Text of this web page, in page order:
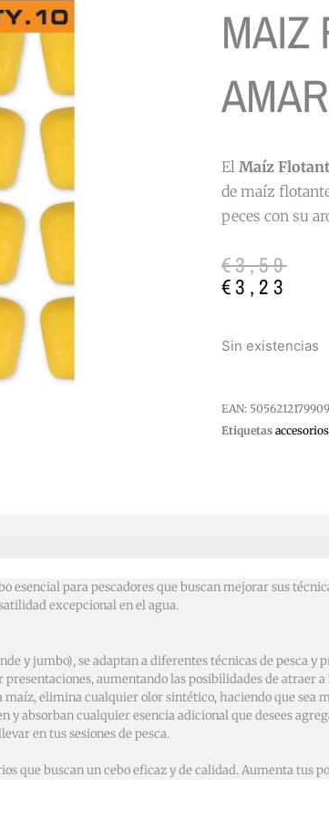
MAIZ
El Maíz
de maíz
peces con su
€3,59
El
precio
€3,59.
€3,23
El
precio
€3,23.
Sin existencias
EAN: 5056212179909
Etiquetas
esencial para pescadores que buscan mejorar sus
excepcional en el agua.
y jumbo), se adaptan a diferentes técnicas de pesca y
aumentando las posibilidades de atraer a
elimina cualquier olor sintético, haciendo que sea
y absorban cualquier esencia adicional que desees
en tus sesiones de pesca.
que buscan un cebo eficaz y de calidad. Aumenta tus